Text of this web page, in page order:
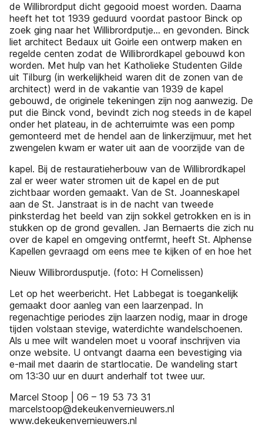
de Willibrordput dicht gegooid moest worden. Daarna
heeft het tot 1939 geduurd voordat pastoor Binck op
zoek ging naar het Willibrordputje... en gevonden. Binck
liet architect Bedaux uit Goirle een ontwerp maken en
regelde centen zodat de Willibrordkapel gebouwd kon
worden. Met hulp van het Katholieke Studenten Gilde
uit Tilburg (in werkelijkheid waren dit de zonen van de
architect) werd in de vakantie van 1939 de kapel
gebouwd, de originele tekeningen zijn nog aanwezig. De
put die Binck vond, bevindt zich nog steeds in de kapel
onder het plateau, in de achterruimte was een pomp
gemonteerd met de hendel aan de linkerzijmuur, met het
zwengelen kwam er water uit aan de voorzijde van de
kapel. Bij de restauratieherbouw van de Willibrordkapel
zal er weer water stromen uit de kapel en de put
zichtbaar worden gemaakt. Van de St. Joanneskapel
aan de St. Janstraat is in de nacht van tweede
pinksterdag het beeld van zijn sokkel getrokken en is in
stukken op de grond gevallen. Jan Bernaerts die zich nu
over de kapel en omgeving ontfermt, heeft St. Alphense
Kapellen gevraagd om eens mee te kijken of en hoe het
Nieuw Willibrordusputje. (foto: H Cornelissen)
Let op het weerbericht. Het Labbegat is toegankelijk
gemaakt door aanleg van een laarzenpad. In
regenachtige periodes zijn laarzen nodig, maar in droge
tijden volstaan stevige, waterdichte wandelschoenen.
Als u mee wilt wandelen moet u vooraf inschrijven via
onze website. U ontvangt daarna een bevestiging via
e-mail met daarin de startlocatie. De wandeling start
om 13:30 uur en duurt anderhalf tot twee uur.
Marcel Stoop | 06 – 19 53 73 31
marcelstoop@dekeukenvernieuwers.nl
www.dekeukenvernieuwers.nl